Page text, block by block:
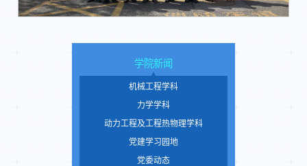
学院新闻
机械工程学科
力学学科
动力工程及工程热物理学科
党建学习园地
党委动态